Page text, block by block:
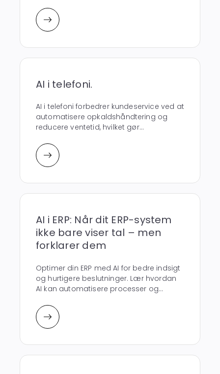
AI i telefoni.
AI i telefoni forbedrer kundeservice ved at
automatisere opkaldshåndtering og
reducere ventetid, hvilket gør...
AI i ERP: Når dit ERP-system
ikke bare viser tal – men
forklarer dem
Optimer din ERP med AI for bedre indsigt
og hurtigere beslutninger. Lær hvordan
AI kan automatisere processer og...